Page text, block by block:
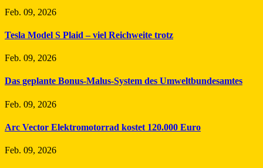
Feb. 09, 2026
Tesla Model S Plaid – viel Reichweite trotz
Feb. 09, 2026
Das geplante Bonus-Malus-System des Umweltbundesamtes
Feb. 09, 2026
Arc Vector Elektromotorrad kostet 120.000 Euro
Feb. 09, 2026